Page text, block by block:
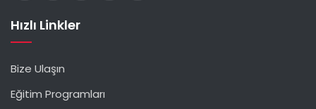
Hızlı Linkler
Bize Ulaşın
Eğitim Programları